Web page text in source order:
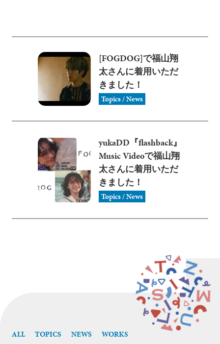
[FOGDOG]で福山翔
太さんに着用いただ
きました！
Topics / News
yukaDD『flashback』
Music Videoで福山翔
太さんに着用いただ
きました！
Topics / News
ALL TOPICS NEWS WORKS